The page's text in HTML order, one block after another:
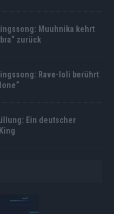
Muuhnika kehrt
zurück
Rave-Ioli berührt
Ein deutscher